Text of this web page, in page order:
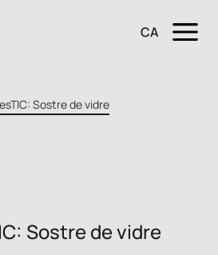
CA
Sostre de vidre
Sostre de vidre